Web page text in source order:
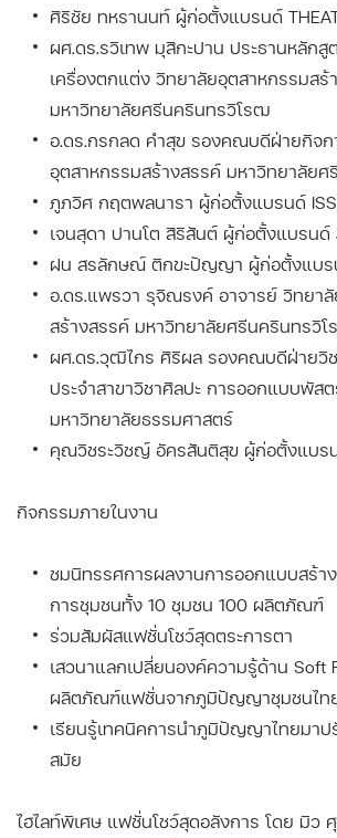
ศิริชัย ทหรานนท์ ผู้ก่อตั้งแบรนด์
ผศ.ดร.รวิเทพ มุสิกะปาน ประธานหลัก
เครื่องตกแต่ง วิทยาลัยอุตสาหกรรมสร้
มหาวิทยาลัยศรีนครินทรวิโรฒ
อ.ดร.กรกลด คำสุข รองคณบดีฝ่ายกิจ
อุตสาหกรรมสร้างสรรค์ มหาวิทยาลัย
ภูภวิศ กฤตพลนารา ผู้ก่อตั้งแบรนด์
เจนสุดา ปานโต สิริสันต์ ผู้ก่อตั้งแบรนด์
ฝน สรลักษณ์ ติกขะปัญญา ผู้ก่อตั้งแบร
อ.ดร.แพรวา รุจิณรงค์ อาจารย์ วิทยา
สร้างสรรค์ มหาวิทยาลัยศรีนครินทรวิ
ผศ.ดร.วุฒิไกร ศิริผล รองคณบดีฝ่ายวิ
ประจำสาขาวิชาศิลปะ การออกแบบพัส
มหาวิทยาลัยธรรมศาสตร์
คุณวิชระวิชญ์ อัครสันติสุข ผู้ก่อตั้งแบร
กิจกรรมภายในงาน
ชมนิทรรศการผลงานการออกแบบสร้า
การชุมชนทั้ง 10 ชุมชน 100 ผลิตภัณฑ์
ร่วมสัมผัสแฟชั่นโชว์สุดตระการตา
เสวนาแลกเปลี่ยนองค์ความรู้ด้าน
ผลิตภัณฑ์แฟชั่นจากภูมิปัญญาชุมชนไทย
เรียนรู้เทคนิคการนำภูมิปัญญาไทยมาป
สมัย
ไฮไลท์พิเศษ แฟชั่นโชว์สุดอลังการ โดย มิ